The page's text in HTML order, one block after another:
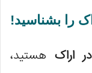
اراک هستید،